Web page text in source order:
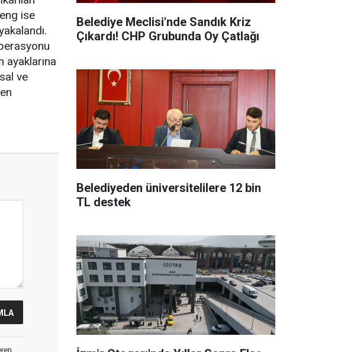
ise
ve
Belediye Meclisi'nde Sandık Kriz
Çıkardı! CHP Grubunda Oy Çatlağı
Belediyeden üniversitelilere 12 bin
TL destek